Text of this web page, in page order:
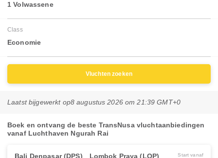
1 Volwassene
Class
Economie
Vluchten zoeken
Laatst bijgewerkt op8 augustus 2026 om 21:39 GMT+0
Boek en ontvang de beste TransNusa vluchtaanbiedingen
vanaf Luchthaven Ngurah Rai
Bali Denpasar (DPS) Lombok Praya (LOP) Start vanaf